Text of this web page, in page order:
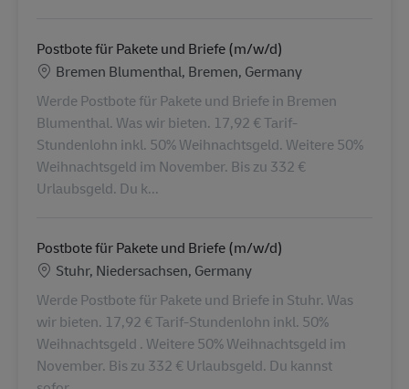
Postbote für Pakete und Briefe (m/w/d)
Lokalizacja
Bremen Blumenthal, Bremen, Germany
Werde Postbote für Pakete und Briefe in Bremen
Blumenthal. Was wir bieten. 17,92 € Tarif-
Stundenlohn inkl. 50% Weihnachtsgeld. Weitere 50%
Weihnachtsgeld im November. Bis zu 332 €
Urlaubsgeld. Du k...
Postbote für Pakete und Briefe (m/w/d)
Lokalizacja
Stuhr, Niedersachsen, Germany
Werde Postbote für Pakete und Briefe in Stuhr. Was
wir bieten. 17,92 € Tarif-Stundenlohn inkl. 50%
Weihnachtsgeld . Weitere 50% Weihnachtsgeld im
November. Bis zu 332 € Urlaubsgeld. Du kannst